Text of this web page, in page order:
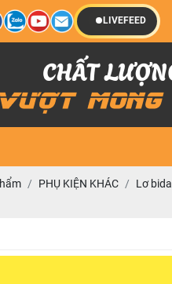
LIVEFEED
PHỤ KIỆN KHÁC
Lơ bida